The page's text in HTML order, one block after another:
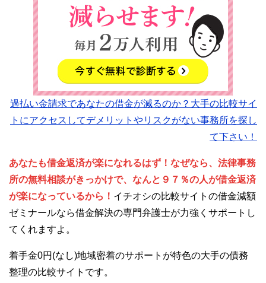
過払い金請求であなたの借金が減るのか？大手の比較サイ
トにアクセスしてデメリットやリスクがない事務所を探し
て下さい！
あなたも借金返済が楽になれるはず！なぜなら、法律事務
所の無料相談がきっかけで、なんと９７％の人が借金返済
が楽になっているから！ イチオシの比較サイトの借金減額
ゼミナールなら借金解決の専門弁護士が力強くサポートし
てくれますよ。
着手金0円(なし)地域密着のサポートが特色の大手の債務
整理の比較サイトです。